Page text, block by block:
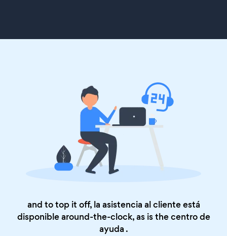
and to top it off, la asistencia al cliente está
disponible around-the-clock, as is thecentro de
ayuda .